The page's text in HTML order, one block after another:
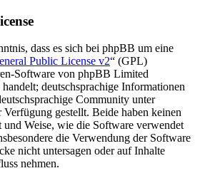
dass es sich bei phpBB um eine
Public License v2“ (GPL)
Software von phpBB Limited
deutschsprachige Informationen
Community unter
gestellt. Beide haben keinen
Weise, wie die Software verwendet
die Verwendung der Software
nicht untersagen oder auf Inhalte
nehmen.